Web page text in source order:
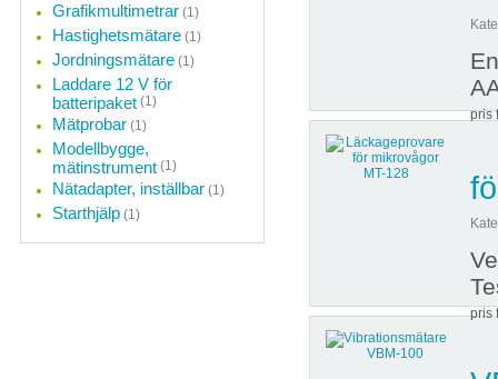
pris
pris
Grafikmultimetrar (1)
Hastighetsmätare (1)
Jordningsmätare (1)
Laddare 12 V för
batteripaket (1)
Mätprobar (1)
Modellbygge,
mätinstrument (1)
Nätadapter, inställbar (1)
Starthjälp (1)